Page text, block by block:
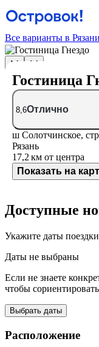
Все варианты в Рязани
Гостиница
8,6Отлично
ш Солотчинское,
Рязань
17,2 км от центра
Показать на
Доступные
Укажите даты
Даты не выбраны
Если не знаете
чтобы
Выбрать даты
Расположение